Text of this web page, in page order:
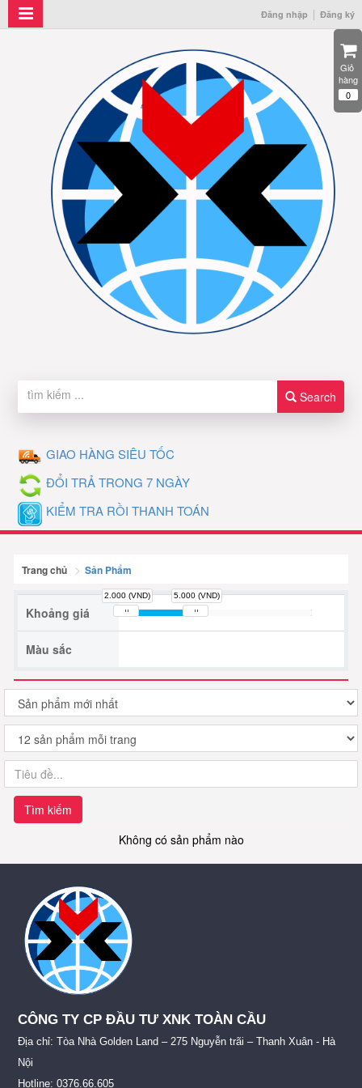
Đăng nhập Đăng ký
Search
GIAO HÀNG SIÊU TỐC
ĐỔI TRẢ TRONG 7 NGÀY
KIỂM TRA RỒI THANH TOÁN
Trang chủ Sản Phẩm
Khoảng giá
2.000 (VND) 5.000 (VND)
Màu sắc
Tìm kiếm
Không có sản phẩm nào
CÔNG TY CP ĐẦU TƯ XNK TOÀN CẦU
Địa chỉ: Tòa Nhà Golden Land – 275 Nguyễn trãi – Thanh Xuân - Hà
Nội
Hotline: 0376.66.605
Giỏ
hàng
0